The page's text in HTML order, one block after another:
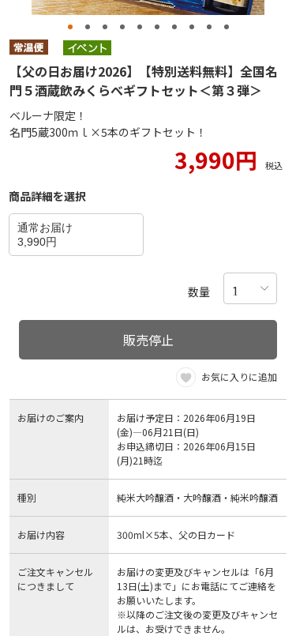
【父の日お届け2026】【特別送料無料】全国名
門５酒蔵飲みくらべギフトセット＜第３弾＞
ベルーナ限定！
名門5蔵300ｍｌ×5本のギフトセット！
3,990円 税込
商品詳細を選択
通常お届け
3,990円
数量
販売停止
お気に入りに追加
お届けのご案内
お届け予定日：2026年06月19日
(金)―06月21日(日)
お申込締切日：2026年06月15日
(月)21時迄
種別 純米大吟醸酒・大吟醸酒・純米吟醸酒
お届け内容 300ml×5本、父の日カード
ご注文キャンセル
につきまして
お届けの変更及びキャンセルは「6月
13日(土)まで」にお電話にてご連絡を
お願いいたします。
※以降のご注文後の変更及びキャンセ
ルは、お受けできません。